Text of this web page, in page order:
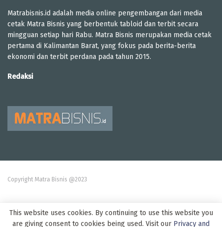
Matrabisnis.id adalah media online pengembangan dari media
cetak Matra Bisnis yang berbentuk tabloid dan terbit secara
mingguan setiap hari Rabu. Matra Bisnis merupakan media cetak
pertama di Kalimantan Barat, yang fokus pada berita-berita
ekonomi dan terbit perdana pada tahun 2015.
Redaksi
Copyright Matra Bisnis @2023
This website uses cookies. By continuing to use this website you
are giving consent to cookies being used. Visit our Privacy and